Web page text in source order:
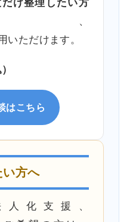
いただけます。
はこちら
い方へ
化支援、